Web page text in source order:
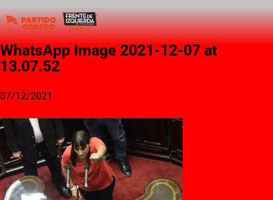
WhatsApp Image 2021-12-07 at
13.07.52
07/12/2021